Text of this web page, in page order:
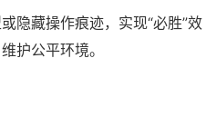
隐藏操作痕迹，实现“必胜”效
护公平环境。